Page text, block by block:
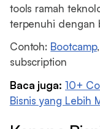
tools ramah
terpenuhi dengan
Contoh: Bootcamp,
subscription
Baca juga:10+
Bisnis yang Lebih